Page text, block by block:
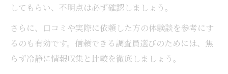
してもらい、不明点は必ず確認しましょう。
さらに、口コミや実際に依頼した方の体験談を参考にす
るのも有効です。信頼できる調査員選びのためには、焦
らず冷静に情報収集と比較を徹底しましょう。